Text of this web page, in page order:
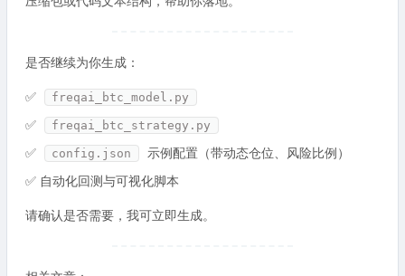
是否继续为你生成：
✅ freqai_btc_model.py
✅ freqai_btc_strategy.py
✅ config.json
示例配置（带动态仓位、风险比例）
✅ 自动化回测与可视化脚本
请确认是否需要，我可立即生成。